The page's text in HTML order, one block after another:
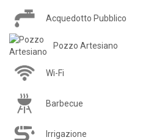
Acquedotto Pubblico
Pozzo Artesiano
Wi-Fi
Barbecue
Irrigazione